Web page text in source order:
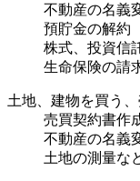
不動産の名義
預貯金の解約
株式、投資信
生命保険の請
土地、建物を買う、
売買契約書作
不動産の名義
土地の測量な